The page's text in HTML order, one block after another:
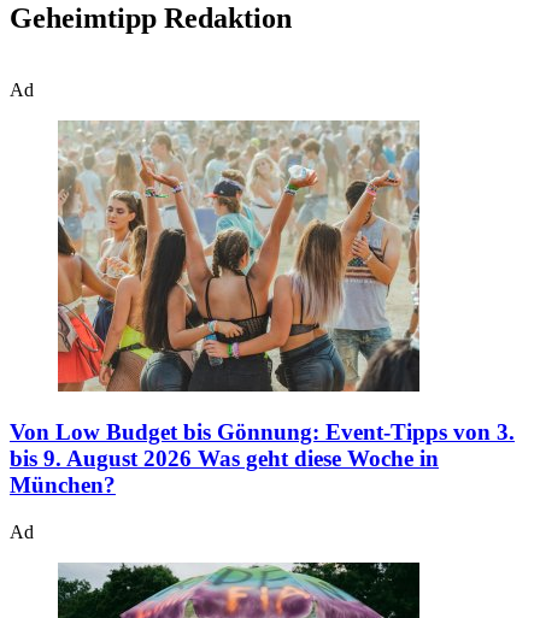
Geheimtipp Redaktion
Ad
Von Low Budget bis Gönnung: Event-Tipps von 3.
bis 9. August 2026 Was geht diese Woche in
München?
Ad